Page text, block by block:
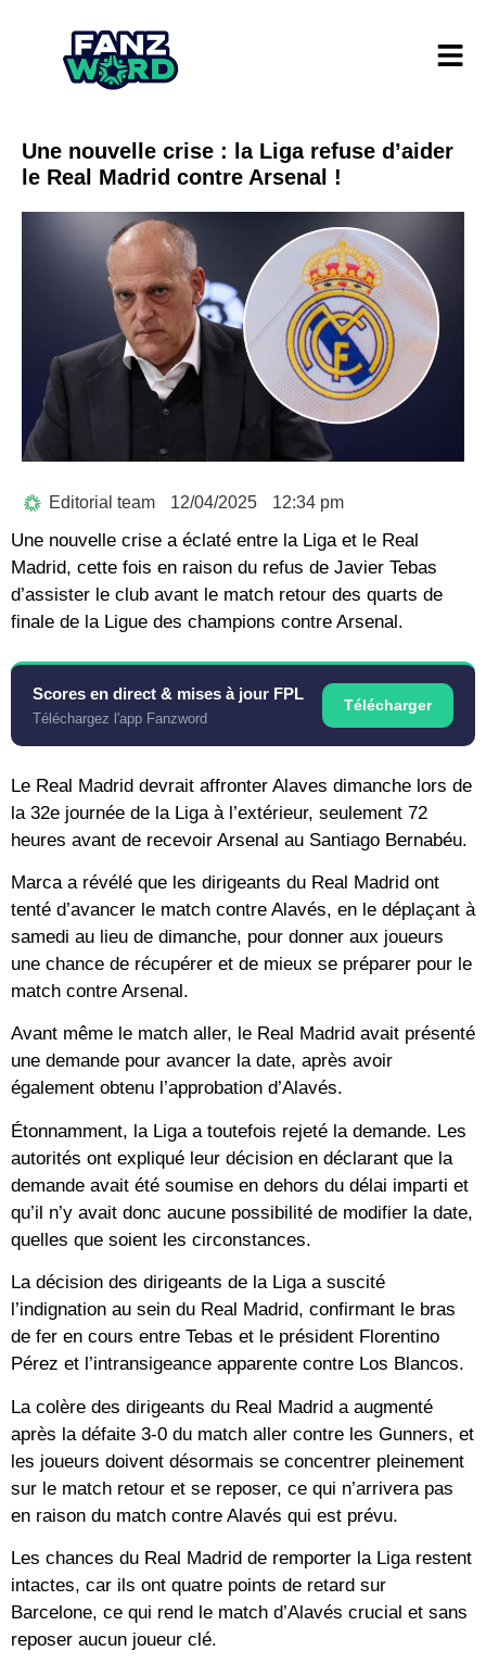
Une nouvelle crise : la Liga refuse d’aider
le Real Madrid contre Arsenal !
Editorial team 12/04/2025 12:34 pm
Une nouvelle crise a éclaté entre la Liga et le Real
Madrid, cette fois en raison du refus de Javier Tebas
d’assister le club avant le match retour des quarts de
finale de la Ligue des champions contre Arsenal.
Scores en direct & mises à jour FPL
Téléchargez l'app Fanzword
Télécharger
Le Real Madrid devrait affronter Alaves dimanche lors de
la 32e journée de la Liga à l’extérieur, seulement 72
heures avant de recevoir Arsenal au Santiago Bernabéu.
Marca a révélé que les dirigeants du Real Madrid ont
tenté d’avancer le match contre Alavés, en le déplaçant à
samedi au lieu de dimanche, pour donner aux joueurs
une chance de récupérer et de mieux se préparer pour le
match contre Arsenal.
Avant même le match aller, le Real Madrid avait présenté
une demande pour avancer la date, après avoir
également obtenu l’approbation d’Alavés.
Étonnamment, la Liga a toutefois rejeté la demande. Les
autorités ont expliqué leur décision en déclarant que la
demande avait été soumise en dehors du délai imparti et
qu’il n’y avait donc aucune possibilité de modifier la date,
quelles que soient les circonstances.
La décision des dirigeants de la Liga a suscité
l’indignation au sein du Real Madrid, confirmant le bras
de fer en cours entre Tebas et le président Florentino
Pérez et l’intransigeance apparente contre Los Blancos.
La colère des dirigeants du Real Madrid a augmenté
après la défaite 3-0 du match aller contre les Gunners, et
les joueurs doivent désormais se concentrer pleinement
sur le match retour et se reposer, ce qui n’arrivera pas
en raison du match contre Alavés qui est prévu.
Les chances du Real Madrid de remporter la Liga restent
intactes, car ils ont quatre points de retard sur
Barcelone, ce qui rend le match d’Alavés crucial et sans
reposer aucun joueur clé.